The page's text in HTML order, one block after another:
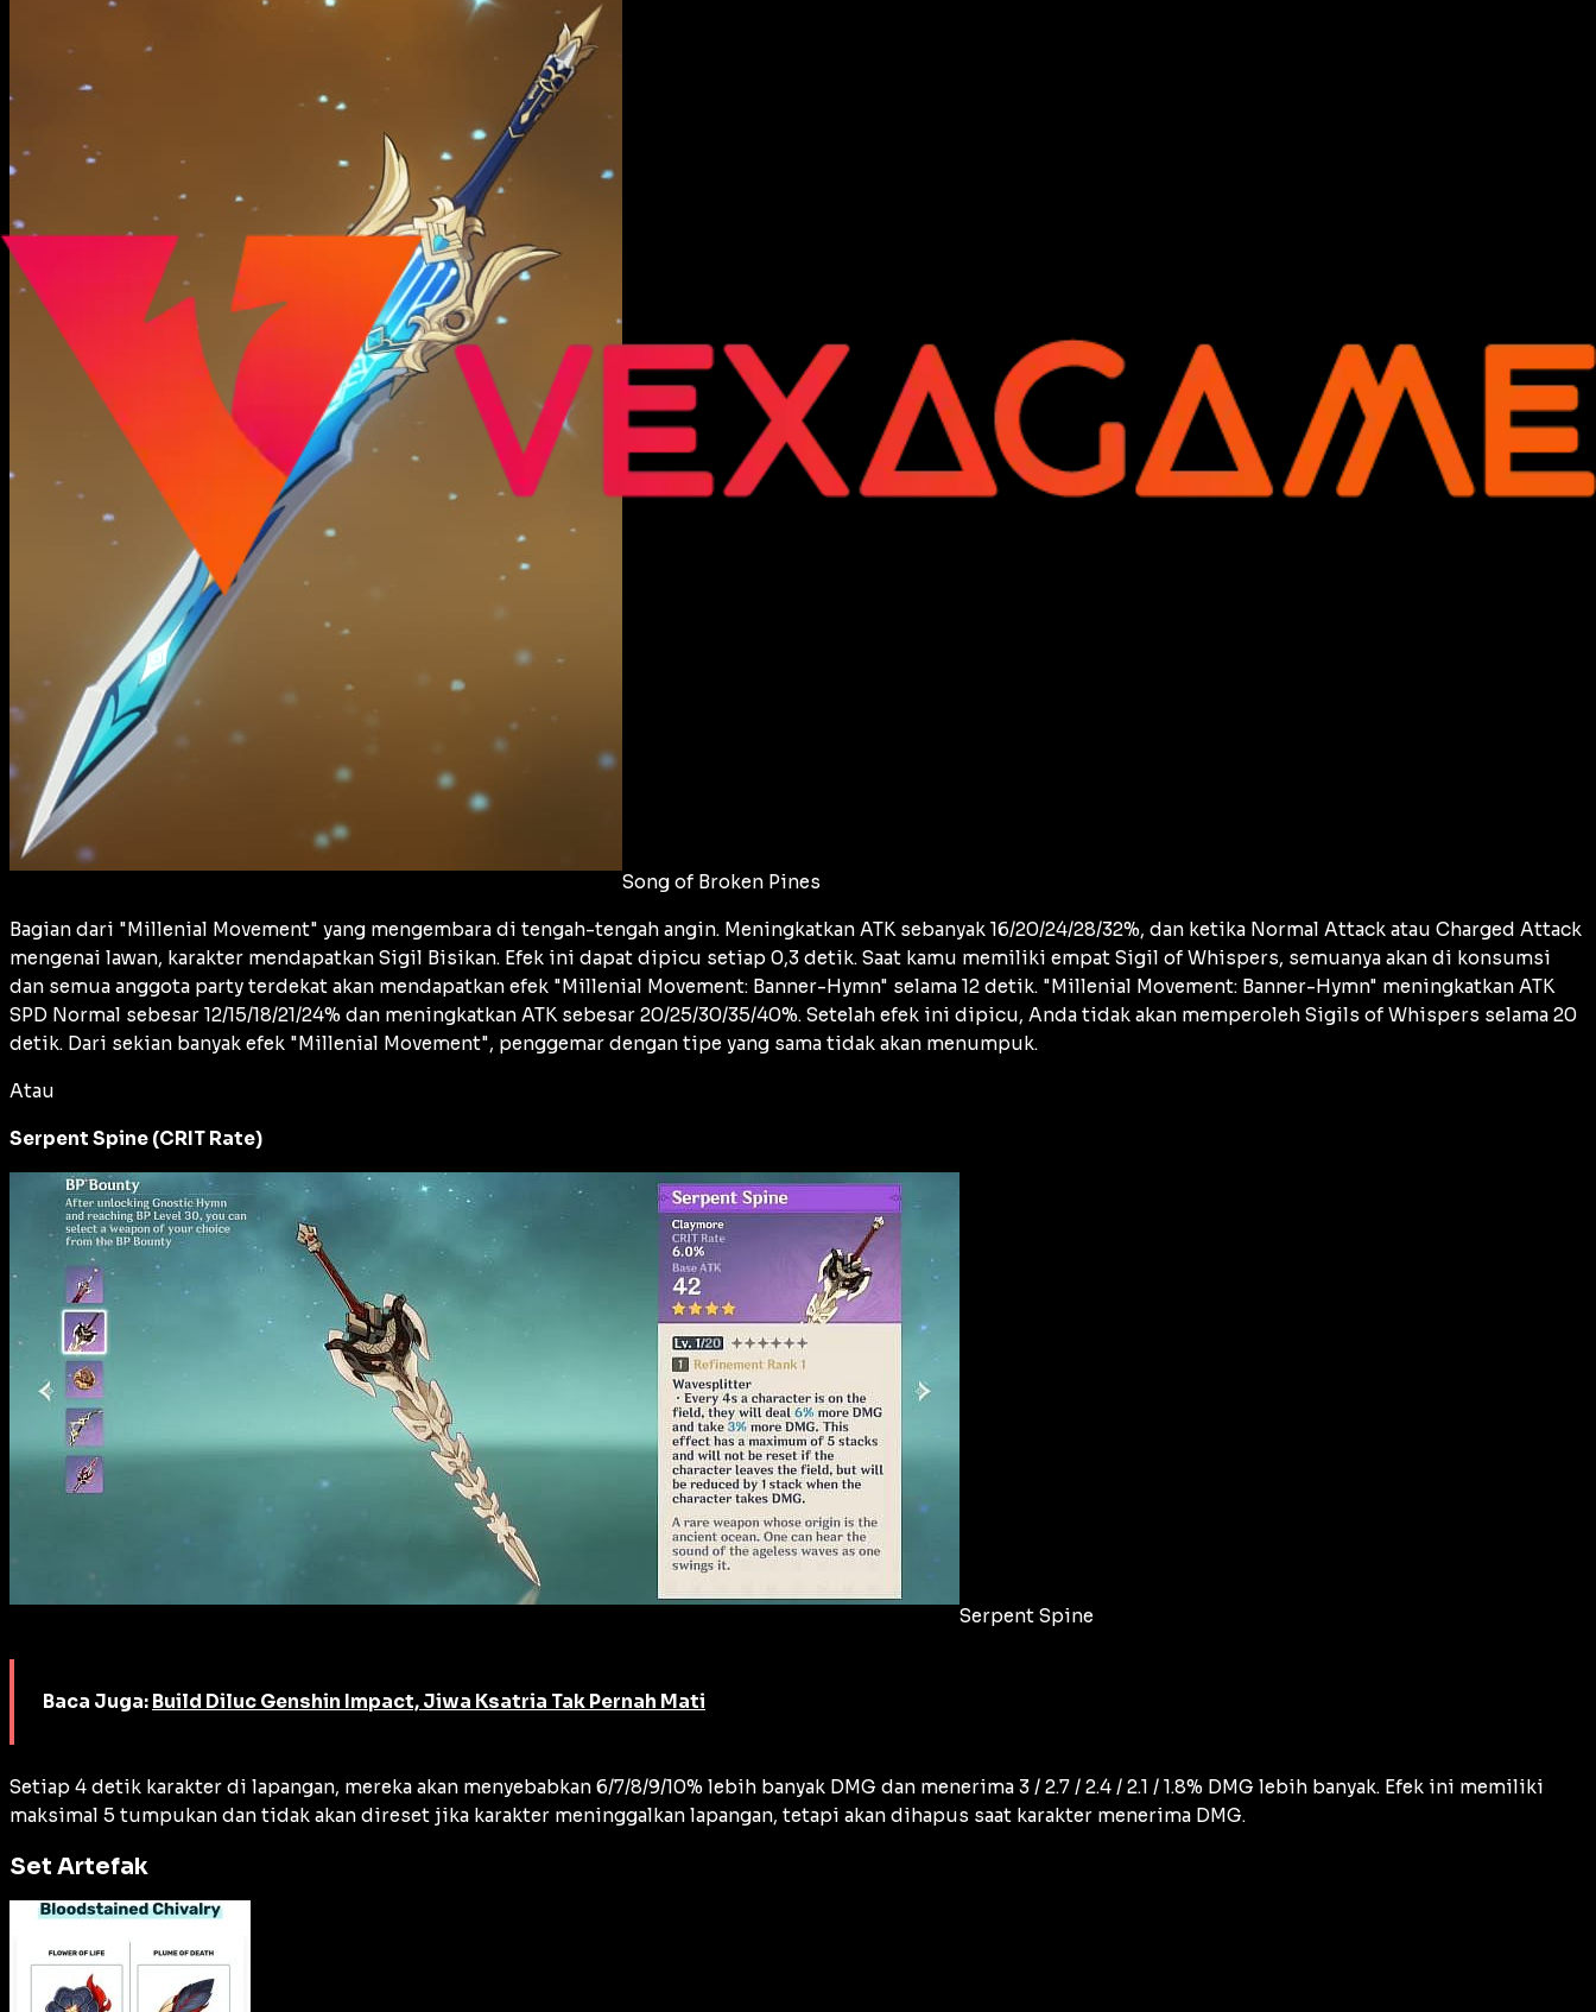
Song of Broken Pines
Bagian dari "Millenial Movement" yang mengembara di tengah-tengah angin. Meningkatkan ATK sebanyak 16/20/24/28/32%, dan ketika Normal Attack atau Charged Attack
mengenai lawan, karakter mendapatkan Sigil Bisikan. Efek ini dapat dipicu setiap 0,3 detik. Saat kamu memiliki empat Sigil of Whispers, semuanya akan di konsumsi
dan semua anggota party terdekat akan mendapatkan efek "Millenial Movement: Banner-Hymn" selama 12 detik. "Millenial Movement: Banner-Hymn" meningkatkan ATK
SPD Normal sebesar 12/15/18/21/24% dan meningkatkan ATK sebesar 20/25/30/35/40%. Setelah efek ini dipicu, Anda tidak akan memperoleh Sigils of Whispers selama 20
detik. Dari sekian banyak efek "Millenial Movement", penggemar dengan tipe yang sama tidak akan menumpuk.
Atau
Serpent Spine (CRIT Rate)
Serpent Spine
Baca Juga: Build Diluc Genshin Impact, Jiwa Ksatria Tak Pernah Mati
Setiap 4 detik karakter di lapangan, mereka akan menyebabkan 6/7/8/9/10% lebih banyak DMG dan menerima 3 / 2.7 / 2.4 / 2.1 / 1.8% DMG lebih banyak. Efek ini memiliki
maksimal 5 tumpukan dan tidak akan direset jika karakter meninggalkan lapangan, tetapi akan dihapus saat karakter menerima DMG.
Set Artefak